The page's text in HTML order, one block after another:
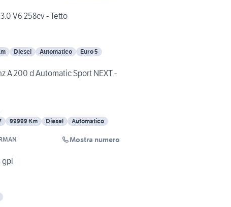
V6 258cv - Tetto
Diesel Automatico Euro 5
A 200 d Automatic Sport NEXT -
99999 Km Diesel
Automatico
Mostra numero
gpl